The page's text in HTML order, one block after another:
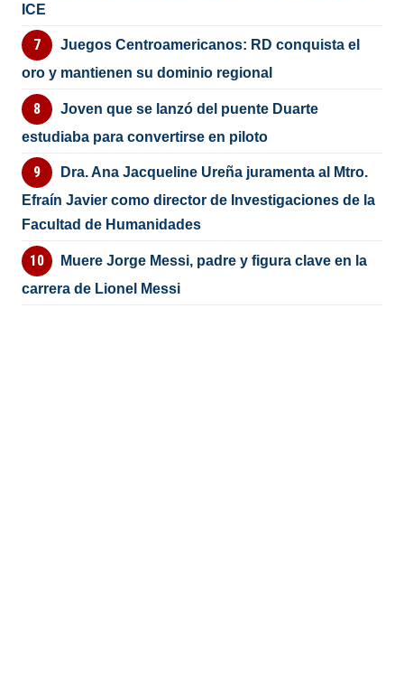
ICE
Juegos Centroamericanos: RD conquista el
oro y mantienen su dominio regional
Joven que se lanzó del puente Duarte
estudiaba para convertirse en piloto
Dra. Ana Jacqueline Ureña juramenta al Mtro.
Efraín Javier como director de Investigaciones de la
Facultad de Humanidades
Muere Jorge Messi, padre y figura clave en la
carrera de Lionel Messi